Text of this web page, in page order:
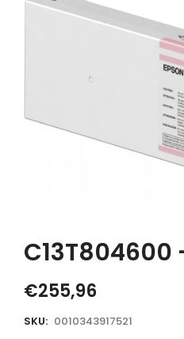
C13T804600
€255,96
SKU: 0010343917521